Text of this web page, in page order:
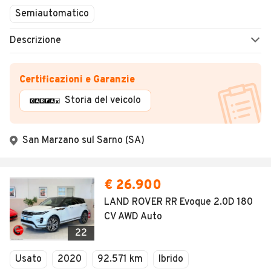
Semiautomatico
Descrizione
Certificazioni e Garanzie
Storia del veicolo
San Marzano sul Sarno (SA)
22
€ 26.900
LAND ROVER RR Evoque 2.0D 180
CV AWD Auto
Usato 2020 92.571 km
Ibrido